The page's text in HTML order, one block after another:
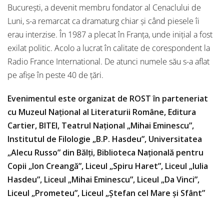
Bucureşti, a devenit membru fondator al Cenaclului de
Luni, s-a remarcat ca dramaturg chiar şi când piesele îi
erau interzise. În 1987 a plecat în Franţa, unde iniţial a fost
exilat politic. Acolo a lucrat în calitate de corespondent la
Radio France International. De atunci numele său s-a aflat
pe afişe în peste 40 de ţări.
Evenimentul este organizat de ROST în parteneriat
cu Muzeul Național al Literaturii Române, Editura
Cartier, BITEI, Teatrul Național „Mihai Eminescu”,
Institutul de Filologie „B.P. Hasdeu”, Universitatea
„Alecu Russo” din Bălți, Biblioteca Națională pentru
Copii „Ion Creangă”, Liceul „Spiru Haret”, Liceul „Iulia
Hasdeu”, Liceul „Mihai Eminescu”, Liceul „Da Vinci”,
Liceul „Prometeu”, Liceul „Ștefan cel Mare și Sfânt”